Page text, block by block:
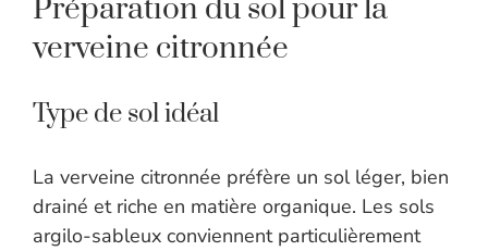
Préparation du sol pour la
verveine citronnée
Type de sol idéal
La verveine citronnée préfère un sol léger, bien
drainé et riche en matière organique. Les sols
argilo-sableux conviennent particulièrement